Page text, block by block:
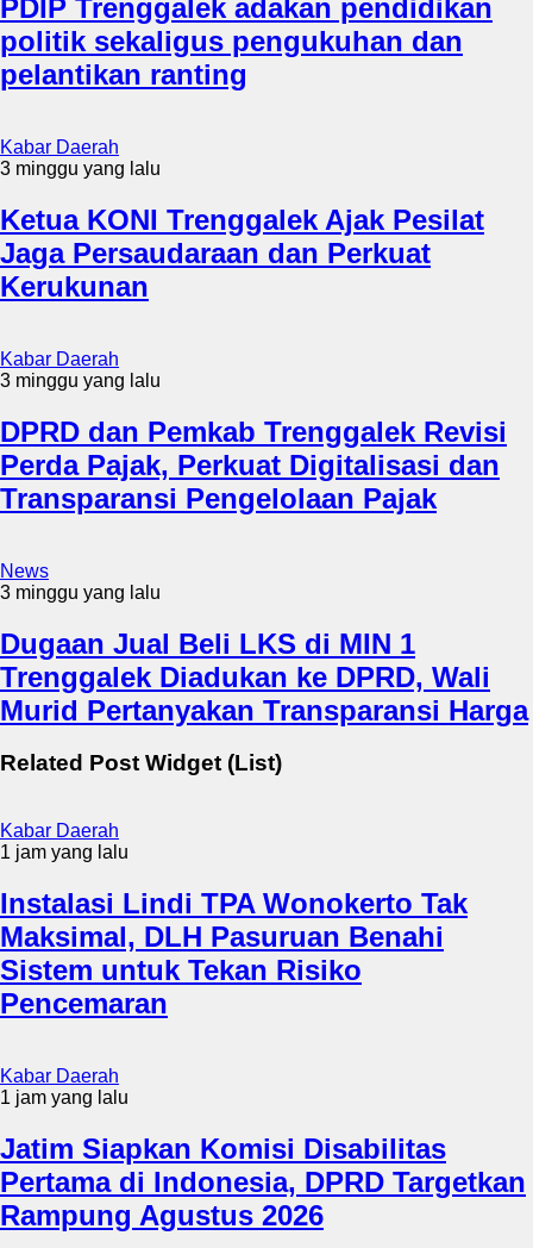
PDIP Trenggalek adakan pendidikan
politik sekaligus pengukuhan dan
pelantikan ranting
Kabar Daerah
3 minggu yang lalu
Ketua KONI Trenggalek Ajak Pesilat
Jaga Persaudaraan dan Perkuat
Kerukunan
Kabar Daerah
3 minggu yang lalu
DPRD dan Pemkab Trenggalek Revisi
Perda Pajak, Perkuat Digitalisasi dan
Transparansi Pengelolaan Pajak
News
3 minggu yang lalu
Dugaan Jual Beli LKS di MIN 1
Trenggalek Diadukan ke DPRD, Wali
Murid Pertanyakan Transparansi Harga
Related Post Widget (List)
Kabar Daerah
1 jam yang lalu
Instalasi Lindi TPA Wonokerto Tak
Maksimal, DLH Pasuruan Benahi
Sistem untuk Tekan Risiko
Pencemaran
Kabar Daerah
1 jam yang lalu
Jatim Siapkan Komisi Disabilitas
Pertama di Indonesia, DPRD Targetkan
Rampung Agustus 2026